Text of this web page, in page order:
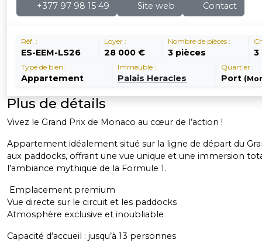
+377 97 98 15 49 Site web Contact
Réf. :
ES-EEM-LS26
Loyer :
28 000 €
Nombre de pièces :
3 pièces 3
Type de bien :
Appartement
Immeuble :
Palais Heracles
Quartier :
Port
Plus de détails
Vivez le Grand Prix de Monaco au cœur de l’action !
Appartement idéalement situé sur la ligne de départ du
aux paddocks, offrant une vue unique et une immersion
l’ambiance mythique de la Formule 1.
Emplacement premium
Vue directe sur le circuit et les paddocks
Atmosphère exclusive et inoubliable
Capacité d’accueil : jusqu’à 13 personnes